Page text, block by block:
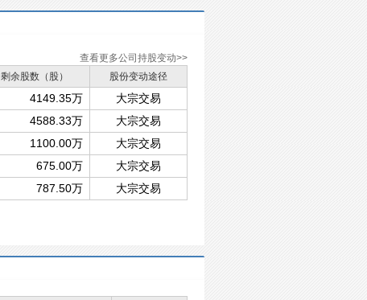
查看更多公司持股变动>>
剩余股数（股） 股份变动途径
4149.35万
大宗交易
4588.33万
大宗交易
1100.00万
大宗交易
675.00万
大宗交易
787.50万 大宗交易